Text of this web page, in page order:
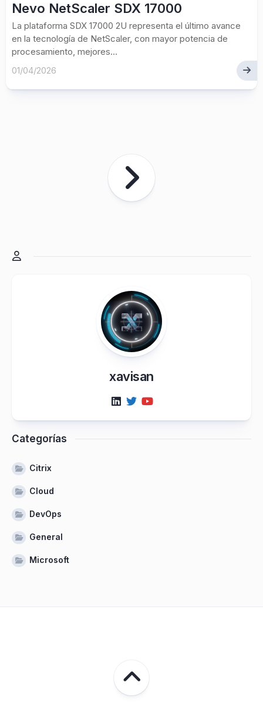
Nevo NetScaler SDX 17000
La plataforma SDX 17000 2U representa el último avance
en la tecnología de NetScaler, con mayor potencia de
procesamiento, mejores...
01/04/2026
xavisan
Categorías
Citrix
Cloud
DevOps
General
Microsoft